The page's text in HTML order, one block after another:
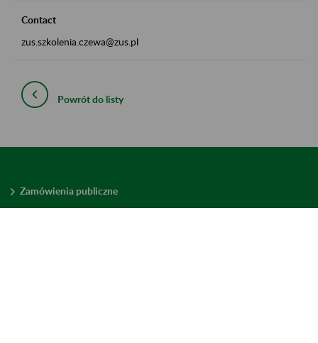
Contact
zus.szkolenia.czewa@zus.pl
Powrót do listy
Zamówienia publiczne